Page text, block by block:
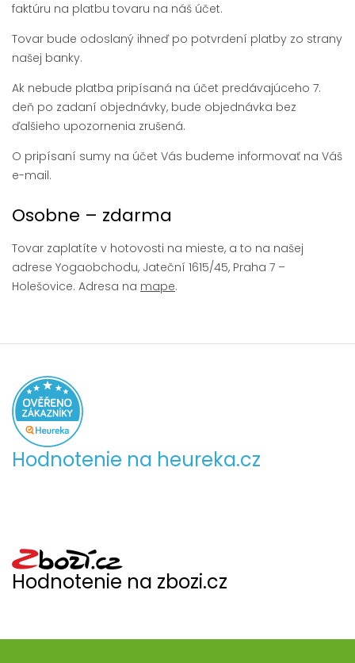
faktúru na platbu tovaru na náš účet.
Tovar bude odoslaný ihneď po potvrdení platby zo strany
našej banky.
Ak nebude platba pripísaná na účet predávajúceho 7.
deň po zadaní objednávky, bude objednávka bez
ďalšieho upozornenia zrušená.
O pripísaní sumy na účet Vás budeme informovať na Váš
e-mail.
Osobne – zdarma
Tovar zaplatíte v hotovosti na mieste, a to na našej
adrese Yogaobchodu, Jateční 1615/45, Praha 7 –
Holešovice. Adresa na mape.
Hodnotenie na heureka.cz
Hodnotenie na zbozi.cz